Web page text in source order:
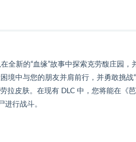
全新的“血缘”故事中探索克劳馥庄园，
境中与您的朋友并肩前行，并勇敢挑战
拉皮肤。在现有 DLC 中，您将能在《
行战斗。